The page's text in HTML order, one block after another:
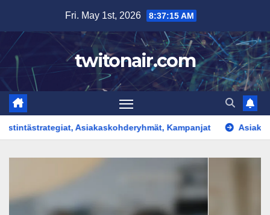
content
Fri. May 1st, 2026 8:37:16 AM
twitonair.com
Asiakaskohderyhmät, Kampanjat